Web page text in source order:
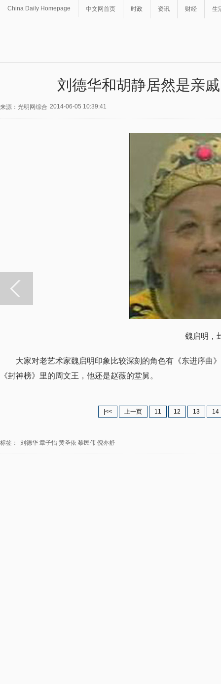
China Daily Homepage 中文网首页 时政 资讯 财经 生
刘德华和胡静居然是亲
来源：光明网综合 2014-06-05 10:39:41
魏启明，封
大家对老艺术家魏启明印象比较深刻的角色有《东进序曲
《封神榜》里的周文王，他还是赵薇的堂舅。
|<< 上一页 11 12 13 14
标签： 刘德华 章子怡 黄圣依 黎民伟 倪亦舒